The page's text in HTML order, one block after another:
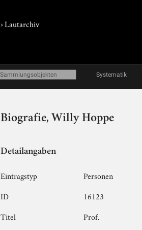
›Lautarchiv
Systematik
Biografie, Willy Hoppe
Detailangaben
Eintragstyp
Personen
ID
16123
Titel
Prof.